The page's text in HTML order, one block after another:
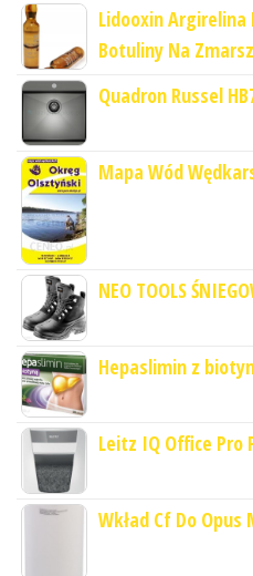
Lidooxin Argirelina
Botuliny Na
Quadron Russel
Mapa Wód
NEO TOOLS
Hepaslimin z
Leitz IQ Office Pro
Wkład Cf Do Opus